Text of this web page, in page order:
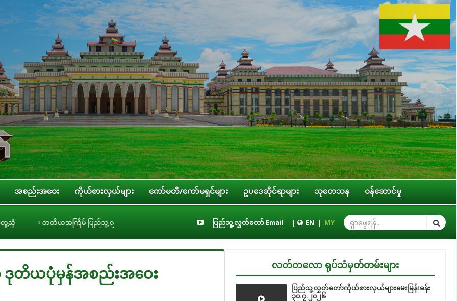
အစည်းအဝေး ကိုယ်စားလှယ်များ ကော်မတီ/ကော်မရှင်များ ဥပဒေဆိုင်ရာများ သုတေသန ဝန်ဆောင်မှု
ကြိမ် ပြည်သူ့လွှတ်တော် ဒုတိယပုံမှန်အစည်းအဝေး အောင်မြင်စွာကျင်းပပြီးစီးပြည်သူ့လွှတ်တော် Email | EN | MY
ယပုံမှန်အစည်းအဝေး
လတ်တလော ရုပ်သံမှတ်တမ်းများ
ပြည်သူ့လွှတ်တော်ကိုယ်စားလှယ်များမေးမြန်းခန်း
၃၀.၇.၂၀၂၆